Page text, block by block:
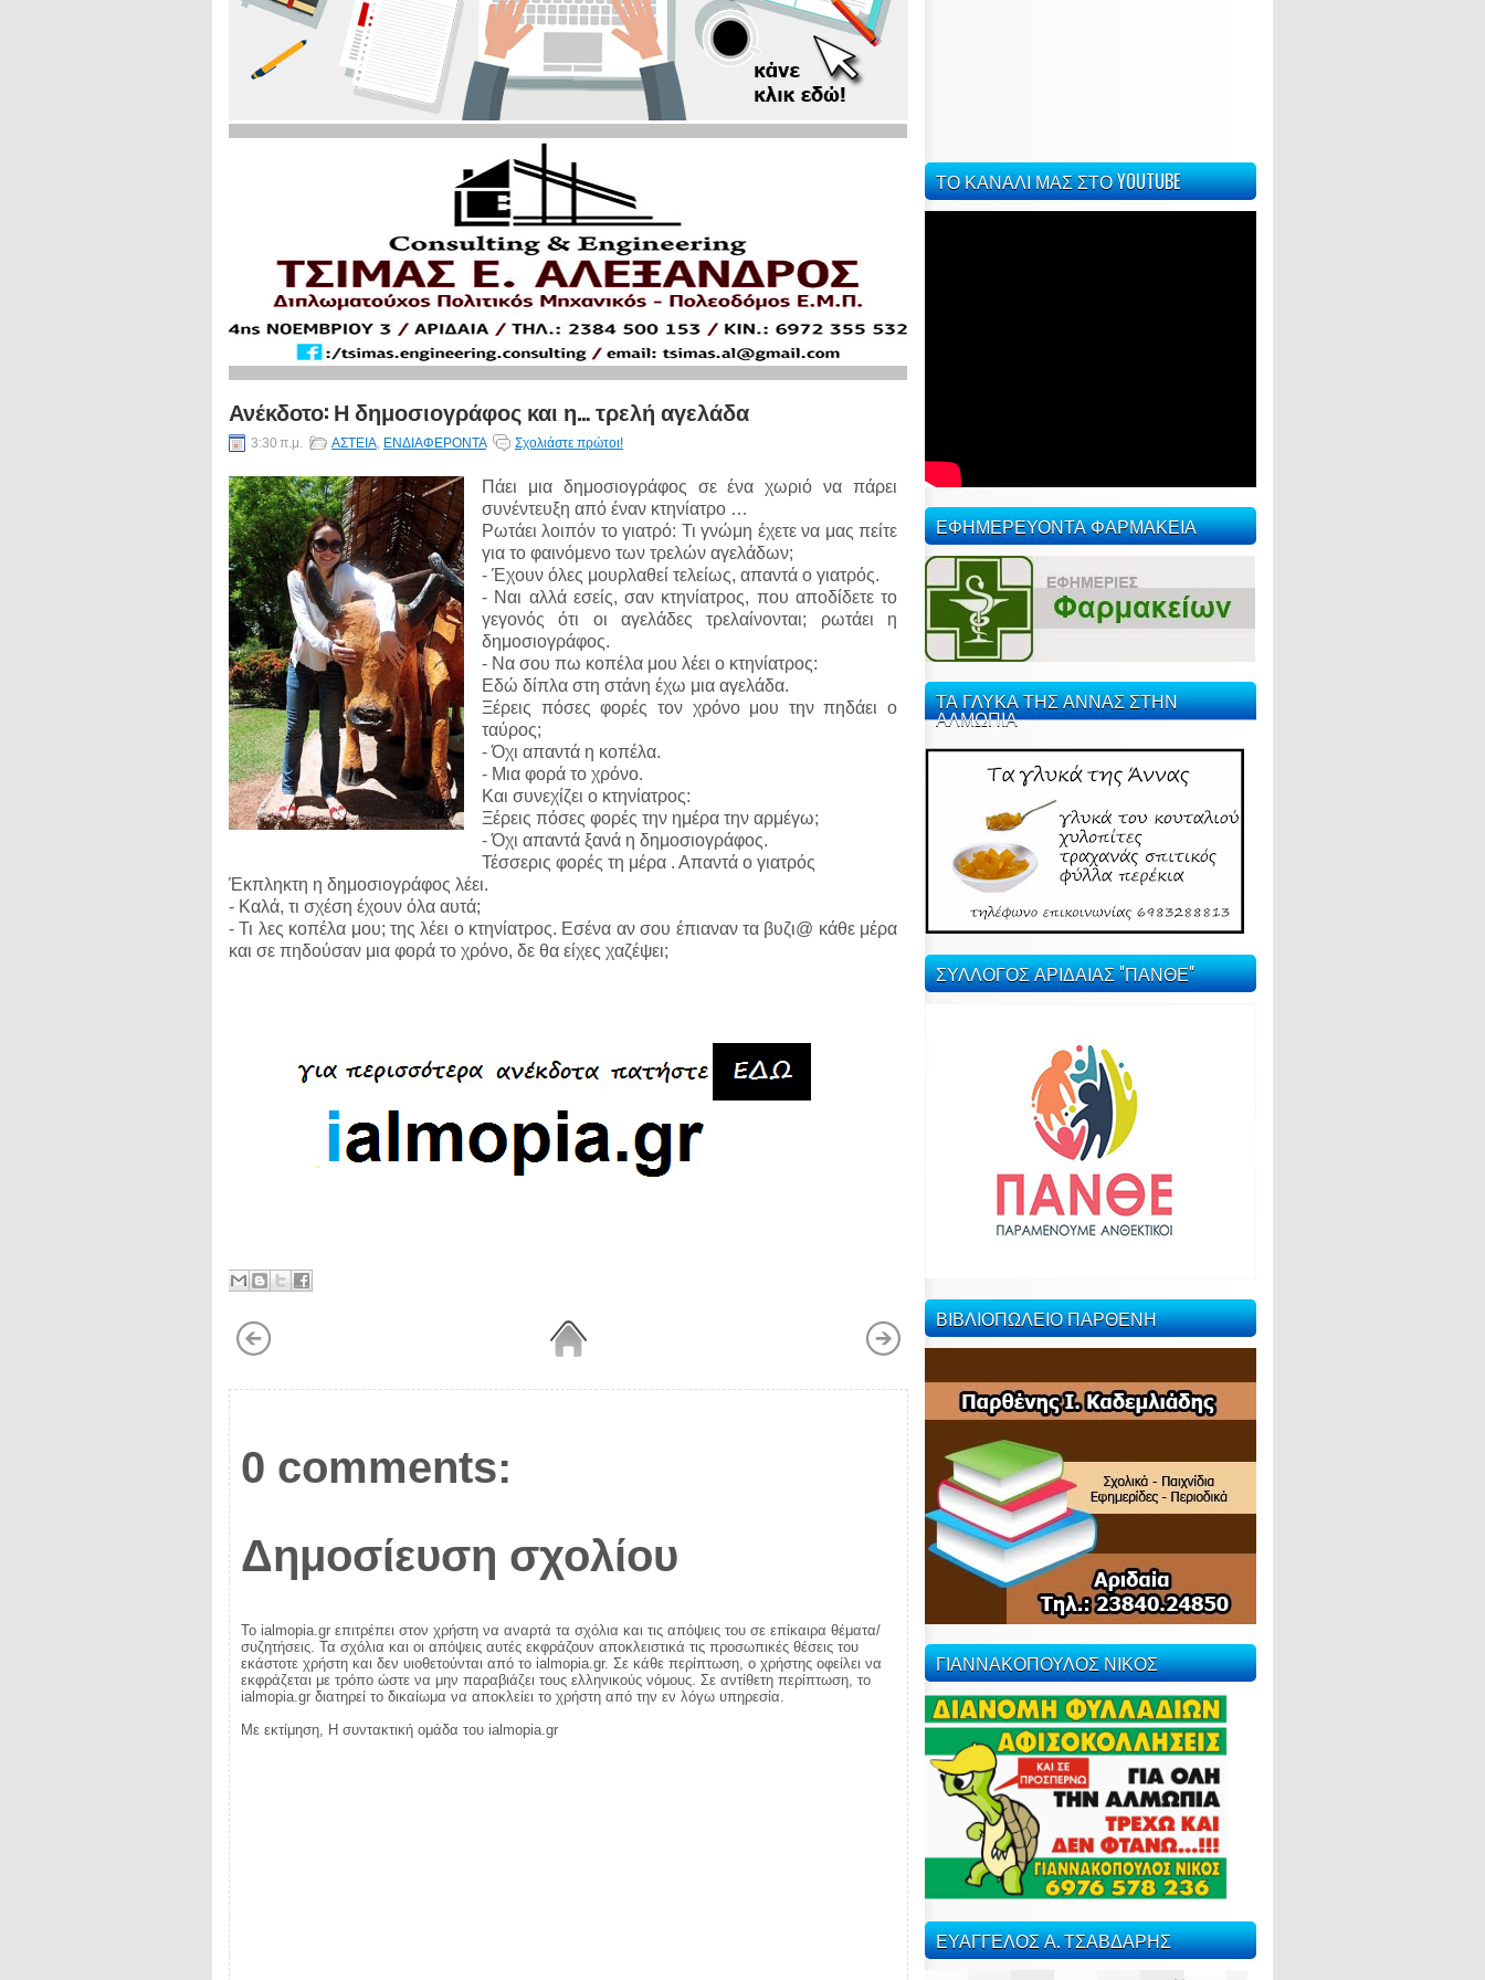
Ανέκδοτο: Η δημοσιογράφος και η… τρελή αγελάδα
3:30 π.μ. ΑΣΤΕΙΑ, ΕΝΔΙΑΦΕΡΟΝΤΑ Σχολιάστε πρώτοι!
Πάει μια δημοσιογράφος σε ένα χωριό να πάρει
συνέντευξη από έναν κτηνίατρο …
Ρωτάει λοιπόν το γιατρό: Τι γνώμη έχετε να μας πείτε
για το φαινόμενο των τρελών αγελάδων;
- Έχουν όλες μουρλαθεί τελείως, απαντά ο γιατρός.
- Ναι αλλά εσείς, σαν κτηνίατρος, που αποδίδετε το
γεγονός ότι οι αγελάδες τρελαίνονται; ρωτάει η
δημοσιογράφος.
- Να σου πω κοπέλα μου λέει ο κτηνίατρος:
Εδώ δίπλα στη στάνη έχω μια αγελάδα.
Ξέρεις πόσες φορές τον χρόνο μου την πηδάει ο
ταύρος;
- Όχι απαντά η κοπέλα.
- Μια φορά το χρόνο.
Και συνεχίζει ο κτηνίατρος:
Ξέρεις πόσες φορές την ημέρα την αρμέγω;
- Όχι απαντά ξανά η δημοσιογράφος.
Τέσσερις φορές τη μέρα . Απαντά ο γιατρός
Έκπληκτη η δημοσιογράφος λέει.
- Καλά, τι σχέση έχουν όλα αυτά;
- Τι λες κοπέλα μου; της λέει ο κτηνίατρος. Εσένα αν σου έπιαναν τα βυζι@ κάθε μέρα
και σε πηδούσαν μια φορά το χρόνο, δε θα είχες χαζέψει;
0 comments:
Δημοσίευση σχολίου
Το ialmopia.gr επιτρέπει στον χρήστη να αναρτά τα σχόλια και τις απόψεις του σε επίκαιρα θέματα/
συζητήσεις. Τα σχόλια και οι απόψεις αυτές εκφράζουν αποκλειστικά τις προσωπικές θέσεις του
εκάστοτε χρήστη και δεν υιοθετούνται από το ialmopia.gr. Σε κάθε περίπτωση, ο χρήστης οφείλει να
εκφράζεται με τρόπο ώστε να μην παραβιάζει τους ελληνικούς νόμους. Σε αντίθετη περίπτωση, το
ialmopia.gr διατηρεί το δικαίωμα να αποκλείει το χρήστη από την εν λόγω υπηρεσία.
Με εκτίμηση, Η συντακτική ομάδα του ialmopia.gr
ΤΟ ΚΑΝΑΛΙ ΜΑΣ ΣΤΟ YOUTUBE
ΕΦΗΜΕΡΕΥΟΝΤΑ ΦΑΡΜΑΚΕΙΑ
ΤΑ ΓΛΥΚΑ ΤΗΣ ΑΝΝΑΣ ΣΤΗΝ
ΑΛΜΩΠΙΑ
ΣΥΛΛΟΓΟΣ ΑΡΙΔΑΙΑΣ "ΠΑΝΘΕ"
ΒΙΒΛΙΟΠΩΛΕΙΟ ΠΑΡΘΕΝΗ
ΓΙΑΝΝΑΚΟΠΟΥΛΟΣ ΝΙΚΟΣ
ΕΥΑΓΓΕΛΟΣ Α. ΤΣΑΒΔΑΡΗΣ